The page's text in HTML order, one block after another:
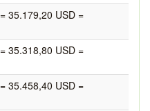
= 35.179,20 USD =
= 35.318,80 USD =
= 35.458,40 USD =